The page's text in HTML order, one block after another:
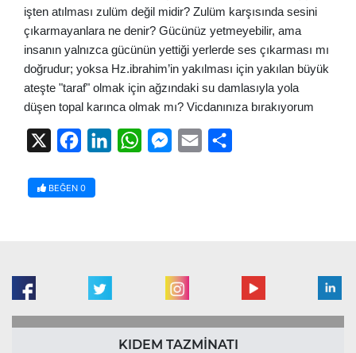
işten atılması zulüm değil midir? Zulüm karşısında sesini
çıkarmayanlara ne denir? Gücünüz yetmeyebilir, ama
insanın yalnızca gücünün yettiği yerlerde ses çıkarması mı
doğrudur; yoksa Hz.ibrahim’in yakılması için yakılan büyük
ateşte "taraf" olmak için ağzındaki su damlasıyla yola
düşen topal karınca olmak mı? Vicdanınıza bırakıyorum
FacebookLinkedInWhatsAppMessenger
Email
BEĞEN 0
KIDEM TAZMİNATI